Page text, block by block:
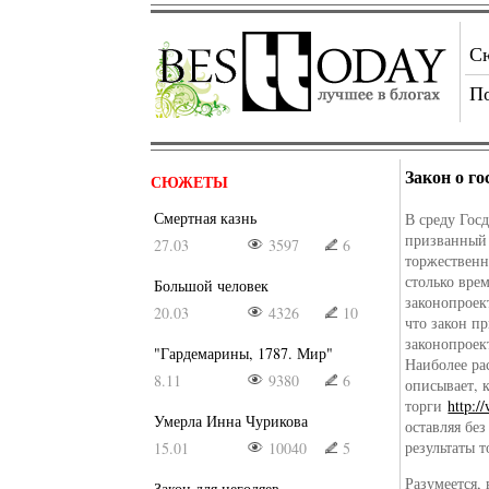
СЮЖЕТЫ
Смертная казнь
27.03
3597
6
Большой человек
20.03
4326
10
"Гардемарины, 1787. Мир"
8.11
9380
6
Умерла Инна Чурикова
15.01
10040
5
Закон о
В среду
призванный
столько
что закон
Наиболее
описывает,
торгиhttp://
оставляя
результаты